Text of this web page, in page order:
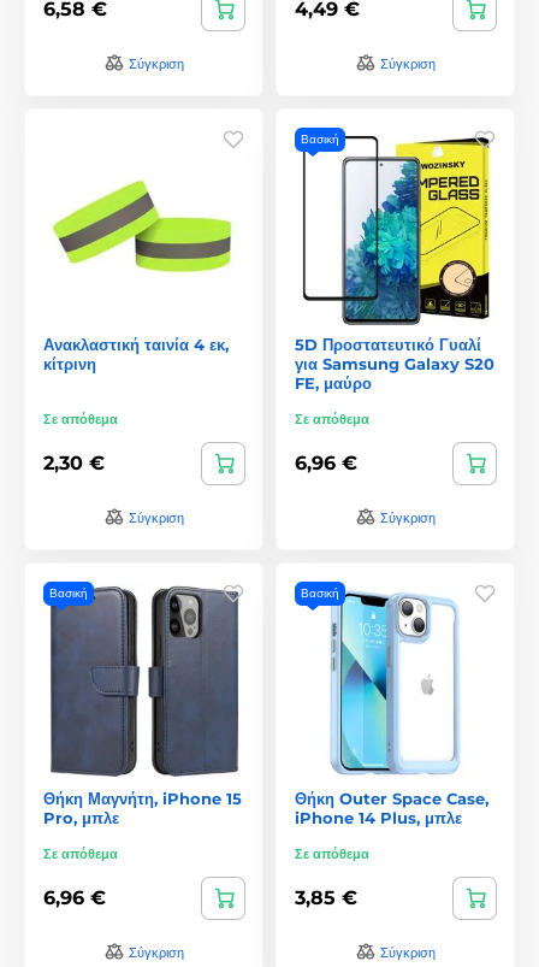
6,58 €
Σύγκριση
4,49 €
Σύγκριση
Ανακλαστική ταινία 4 εκ,
κίτρινη
Σε απόθεμα
2,30 €
Σύγκριση
Βασική
5D Προστατευτικό Γυαλί
για Samsung Galaxy S20
FE, μαύρο
Σε απόθεμα
6,96 €
Σύγκριση
Βασική
Θήκη Μαγνήτη, iPhone 15
Pro, μπλε
Σε απόθεμα
6,96 €
Σύγκριση
Βασική
Θήκη Outer Space Case,
iPhone 14 Plus, μπλε
Σε απόθεμα
3,85 €
Σύγκριση